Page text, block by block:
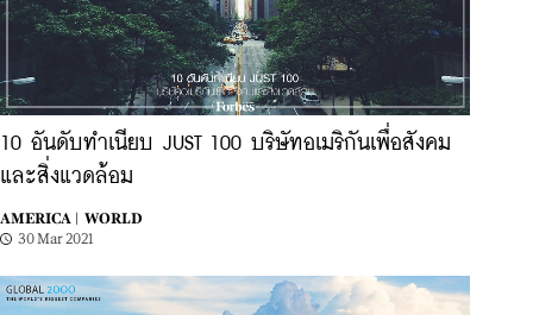
10 อันดับทำเนียบ JUST 100 บริษัทอเมริกันเพื่อสังคม
และสิ่งแวดล้อม
AMERICA |
WORLD
30 Mar 2021